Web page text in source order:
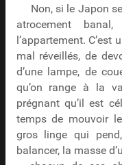
Non, si le Japon
atrocement
l’appartement.
mal réveillés, de
d’une lampe, de
qu’on range à la
prégnant qu’il est
temps de mouvoir
gros linge qui
balancer, la masse